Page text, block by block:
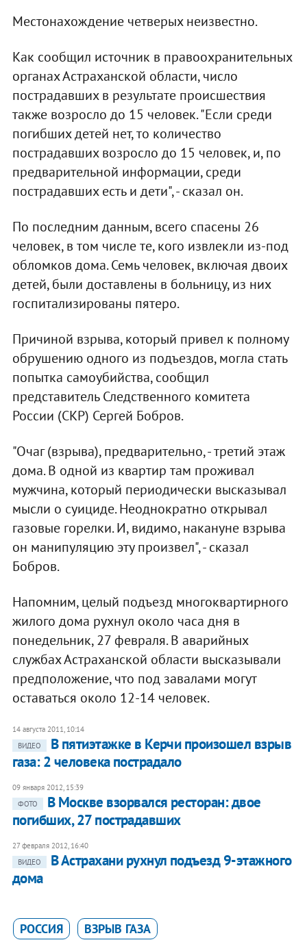
Местонахождение четверых неизвестно.
Как сообщил источник в правоохранительных
органах Астраханской области, число
пострадавших в результате происшествия
также возросло до 15 человек. "Если среди
погибших детей нет, то количество
пострадавших возросло до 15 человек, и, по
предварительной информации, среди
пострадавших есть и дети", - сказал он.
По последним данным, всего спасены 26
человек, в том числе те, кого извлекли из-под
обломков дома. Семь человек, включая двоих
детей, были доставлены в больницу, из них
госпитализированы пятеро.
Причиной взрыва, который привел к полному
обрушению одного из подъездов, могла стать
попытка самоубийства, сообщил
представитель Следственного комитета
России (СКР) Сергей Бобров.
"Очаг (взрыва), предварительно, - третий этаж
дома. В одной из квартир там проживал
мужчина, который периодически высказывал
мысли о суициде. Неоднократно открывал
газовые горелки. И, видимо, накануне взрыва
он манипуляцию эту произвел", - сказал
Бобров.
Напомним, целый подъезд многоквартирного
жилого дома рухнул около часа дня в
понедельник, 27 февраля. В аварийных
службах Астраханской области высказывали
предположение, что под завалами могут
оставаться около 12-14 человек.
14 августа 2011, 10:14
ВИДЕО
В пятиэтажке в Керчи произошел взрыв
газа: 2 человека пострадало
09 января 2012, 15:39
ФОТО
В Москве взорвался ресторан: двое
погибших, 27 пострадавших
27 февраля 2012, 16:40
ВИДЕО
В Астрахани рухнул подъезд 9-этажного
дома
РОССИЯ ВЗРЫВ ГАЗА